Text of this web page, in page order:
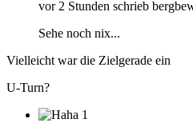
vor 2 Stunden schrieb
Sehe noch nix...
Vielleicht war die Zielgerade ein
U-Turn?
1